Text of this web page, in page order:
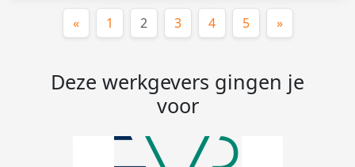
« 1 2(huidige)
3 4 5 »
Deze werkgevers gingen je
voor